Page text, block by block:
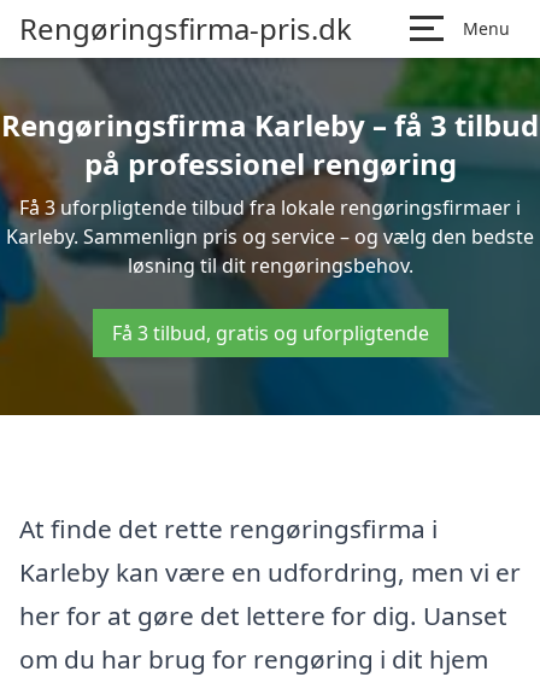
Rengøringsfirma-pris.dk Menu
Rengøringsfirma Karleby – få 3 tilbud
på professionel rengøring
Få 3 uforpligtende tilbud fra lokale rengøringsfirmaer i
Karleby. Sammenlign pris og service – og vælg den bedste
løsning til dit rengøringsbehov.
Få 3 tilbud, gratis og uforpligtende
At finde det rette rengøringsfirma i
Karleby kan være en udfordring, men vi er
her for at gøre det lettere for dig. Uanset
om du har brug for rengøring i dit hjem